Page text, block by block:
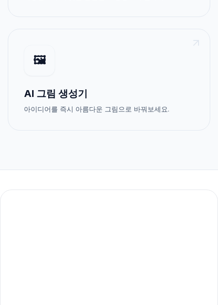
🖼️
AI 그림 생성기
아이디어를 즉시 아름다운 그림으로 바꿔보세요.